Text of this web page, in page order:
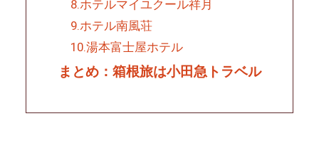
8.ホテルマイユクール祥月
9.ホテル南風荘
10.湯本富士屋ホテル
まとめ：箱根旅は小田急トラベル